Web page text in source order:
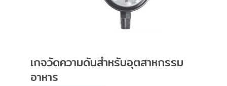
เกจวัดความดันสำหรับอุตสาหกรรม
อาหาร